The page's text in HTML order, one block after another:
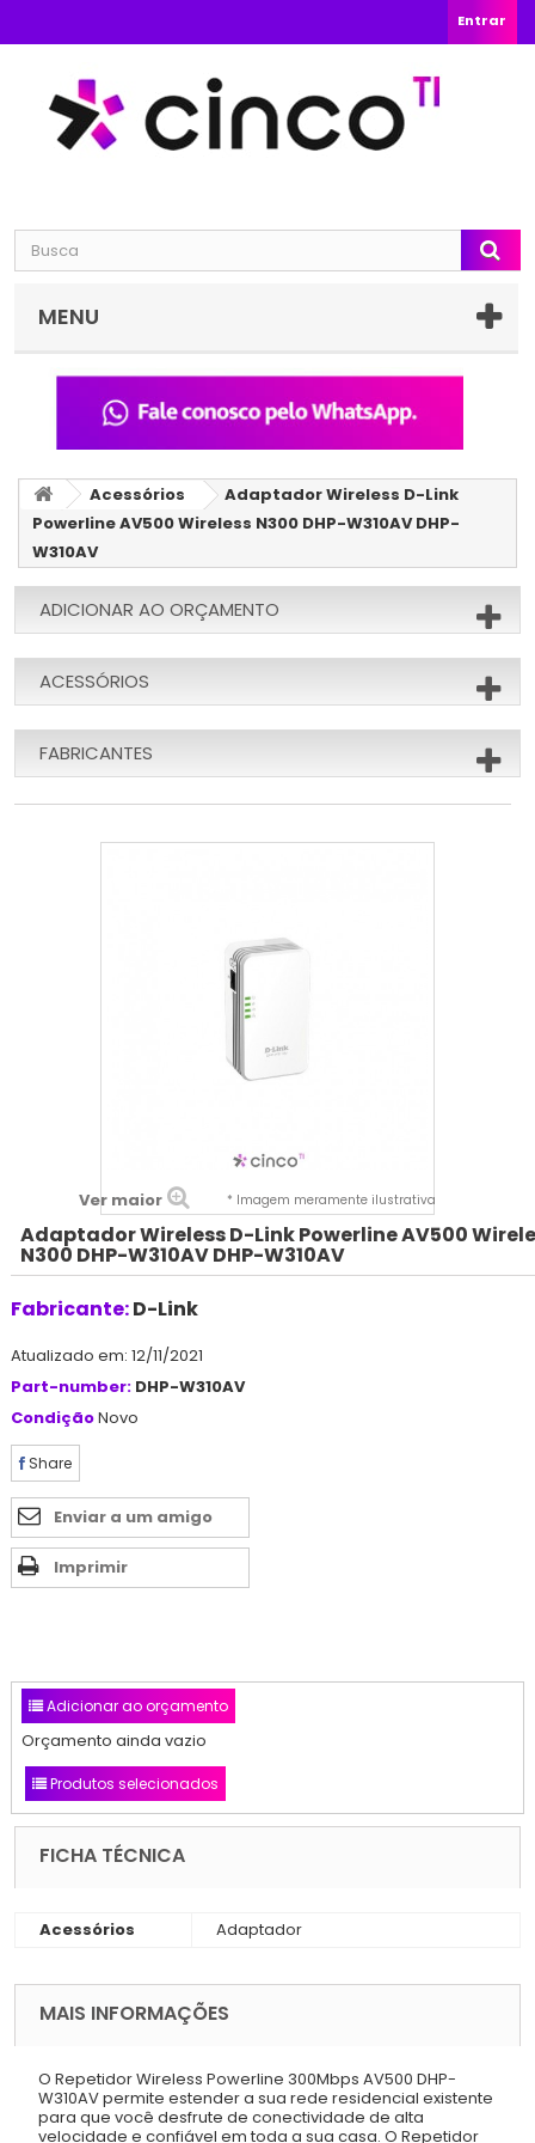
Entrar
MENU
Acessórios
Adaptador Wireless D-Link
Powerline AV500 Wireless N300 DHP-W310AV DHP-
W310AV
ADICIONAR AO ORÇAMENTO
ACESSÓRIOS
FABRICANTES
Ver maior * Imagem meramente ilustrativa
Adaptador Wireless D-Link Powerline AV500
N300 DHP-W310AV DHP-W310AV
Fabricante:D-Link
Atualizado em: 12/11/2021
Part-number: DHP-W310AV
CondiçãoNovo
Share
Enviar a um amigo
Imprimir
Adicionar ao orçamento
Orçamento ainda vazio
Produtos selecionados
FICHA TÉCNICA
Acessórios Adaptador
MAIS INFORMAÇÕES
O Repetidor Wireless Powerline 300Mbps AV500 DHP-
W310AV permite estender a sua rede residencial existente
para que você desfrute de conectividade de alta
velocidade e confiável em toda a sua casa. O Repetidor